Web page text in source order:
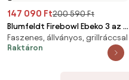
147 090 Ft200 590 Ft
Blumfeldt Firebowl Ebeko 3 az 1-
ben, grillsütőként vagy
asztalként is használható,
Faszenes, állványos, grillráccsal
Raktáron